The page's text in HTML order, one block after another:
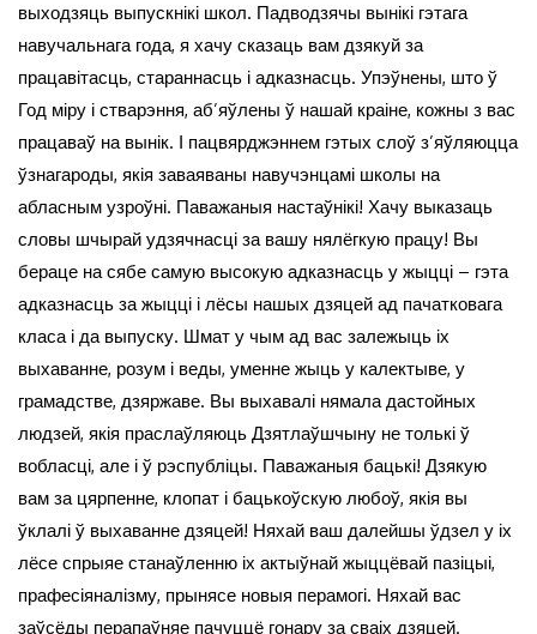
выходзяць выпускнікі школ. Падводзячы вынікі гэтага
навучальнага года, я хачу сказаць вам дзякуй за
працавітасць, стараннасць і адказнасць. Упэўнены, што ў
Год міру і стварэння, аб’яўлены ў нашай краіне, кожны з вас
працаваў на вынік. І пацвярджэннем гэтых слоў з’яўляюцца
ўзнагароды, якія заваяваны навучэнцамі школы на
абласным узроўні. Паважаныя настаўнікі! Хачу выказаць
словы шчырай удзячнасці за вашу нялёгкую працу! Вы
бераце на сябе самую высокую адказнасць у жыцці – гэта
адказнасць за жыцці і лёсы нашых дзяцей ад пачатковага
класа і да выпуску. Шмат у чым ад вас залежыць іх
выхаванне, розум і веды, уменне жыць у калектыве, у
грамадстве, дзяржаве. Вы выхавалі нямала дастойных
людзей, якія праслаўляюць Дзятлаўшчыну не толькі ў
вобласці, але і ў рэспубліцы. Паважаныя бацькі! Дзякую
вам за цярпенне, клопат і бацькоўскую любоў, якія вы
ўклалі ў выхаванне дзяцей! Няхай ваш далейшы ўдзел у іх
лёсе спрыяе станаўленню іх актыўнай жыццёвай пазіцыі,
прафесіяналізму, прынясе новыя перамогі. Няхай вас
заўсёды перапаўняе пачуццё гонару за сваіх дзяцей.